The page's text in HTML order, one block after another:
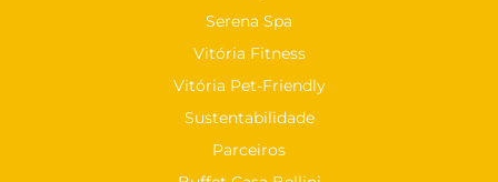
Serena Spa
Vitória Fitness
Vitória Pet-Friendly
Sustentabilidade
Parceiros